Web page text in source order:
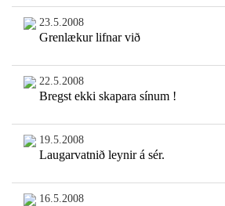
23.5.2008
Grenlækur lifnar við
22.5.2008
Bregst ekki skapara sínum !
19.5.2008
Laugarvatnið leynir á sér.
16.5.2008